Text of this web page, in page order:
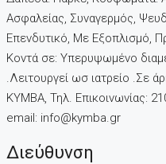
Ασφαλείας, Συναγερμός,
Επενδυτικό, Με Εξοπλισμό,
Κοντά σε: Υπερυψωμένο
.Λειτουργεί ωσ ιατρείο .Σε
KYMBA, Τηλ. Επικοινωνίας:
email: info@kymba.gr
Διεύθυνση